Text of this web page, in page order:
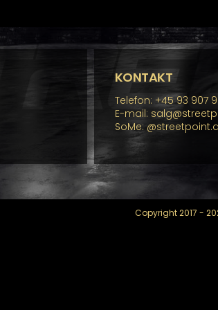
Mulighederne
kan
vælges
på
KONTAKT
Telefon: +45 93 907
E-mail:
SoMe:
Copyright 2017 -